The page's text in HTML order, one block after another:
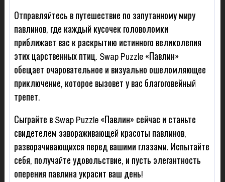
Отправляйтесь в путешествие по запутанному миру
павлинов, где каждый кусочек головоломки
приближает вас к раскрытию истинного великолепия
этих царственных птиц. Swap Puzzle «Павлин»
обещает очаровательное и визуально ошеломляющее
приключение, которое вызовет у вас благоговейный
трепет.
Сыграйте в Swap Puzzle «Павлин» сейчас и станьте
свидетелем завораживающей красоты павлинов,
разворачивающихся перед вашими глазами. Испытайте
себя, получайте удовольствие, и пусть элегантность
оперения павлина украсит ваш день!